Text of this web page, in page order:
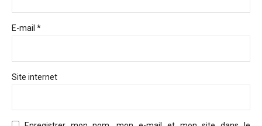
E-mail *
Site internet